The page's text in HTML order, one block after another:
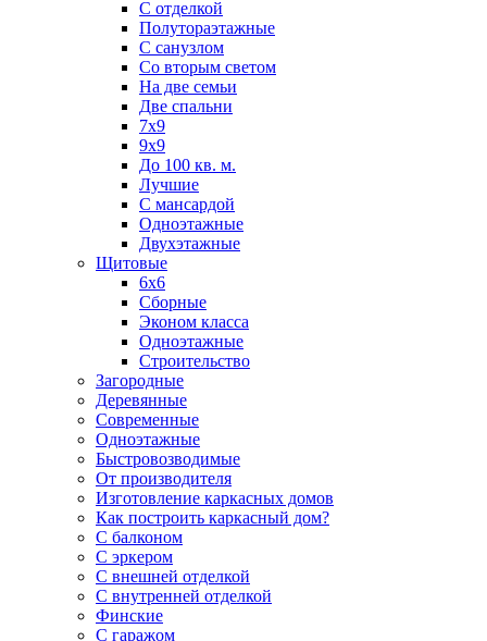
С отделкой
Полутораэтажные
С санузлом
Со вторым светом
На две семьи
Две спальни
7х9
9х9
До 100 кв. м.
Лучшие
С мансардой
Одноэтажные
Двухэтажные
Щитовые
6х6
Сборные
Эконом класса
Одноэтажные
Строительство
Загородные
Деревянные
Современные
Одноэтажные
Быстровозводимые
От производителя
Изготовление каркасных домов
Как построить каркасный дом?
С балконом
С эркером
С внешней отделкой
С внутренней отделкой
Финские
С гаражом